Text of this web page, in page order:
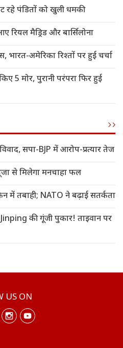
रहे पंडितों को खुली धमकी
मैड्रिड और बार्सिलोना
भारत-अमेरिका रिश्तों पर हुई चर्चा
5 मोर, पुरानी परंपरा फिर हुई
सपा-BJP में आरोप-प्रत्यार तेज
से मिलेगा मनचाहा फल
में तबाही; NATO ने बढ़ाई सतर्कता
की गूंजी पुकार! ताइवान पर
US ON